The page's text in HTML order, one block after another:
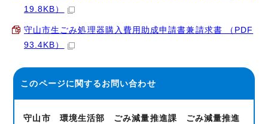
19.8KB）
守山市生ごみ処理器購入費用助成申請書兼請求書 （PDF
93.4KB）
このページに関するお問い合わせ
守山市 環境生活部 ごみ減量推進課 ごみ減量推進